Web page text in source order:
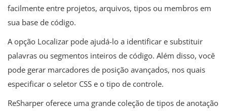
facilmente entre projetos, arquivos, tipos ou membros em
sua base de código.
A opção Localizar pode ajudá-lo a identificar e substituir
palavras ou segmentos inteiros de código. Além disso, você
pode gerar marcadores de posição avançados, nos quais
especificar o seletor CSS e o tipo de controle.
ReSharper oferece uma grande coleção de tipos de anotação